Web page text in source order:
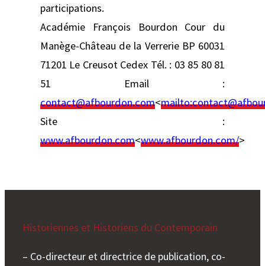
participations.
Académie François Bourdon Cour du
Manège-Château de la Verrerie BP 60031
71201 Le Creusot Cedex Tél. : 03 85 80 81
51 Email :
contact@afbourdon.com<mailto:
Site :
www.afbourdon.com<www.afbourdon.com/>
Historiennes et Historiens du Contemporain
– Co-directeur et directrice de publication, co-